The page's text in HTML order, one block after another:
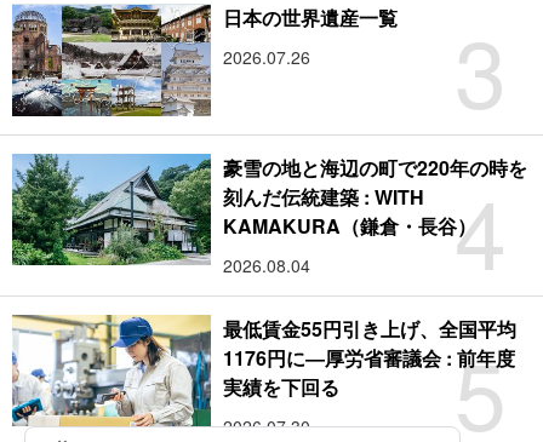
3
日本の世界遺産一覧
2026.07.26
4
豪雪の地と海辺の町で220年の時を
刻んだ伝統建築 : WITH
KAMAKURA（鎌倉・長谷）
2026.08.04
5
最低賃金55円引き上げ、全国平均
1176円に―厚労省審議会 : 前年度
実績を下回る
2026.07.30